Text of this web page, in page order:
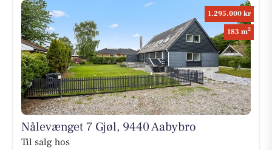
1.295.000 kr
183 m2
Nålevænget 7 Gjøl, 9440 Aabybro
Til salg hos